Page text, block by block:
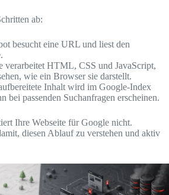
ab:
besucht eine URL und liest den
verarbeitet HTML, CSS und JavaScript,
wie ein Browser sie darstellt.
Inhalt wird im Google-Index
bei passenden Suchanfragen erscheinen.
Ihre Webseite für Google nicht.
diesen Ablauf zu verstehen und aktiv